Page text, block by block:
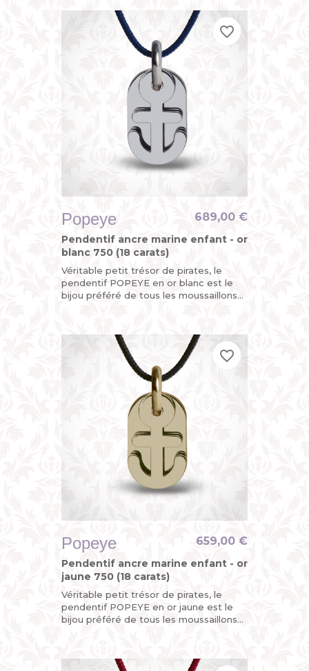
Popeye
Pendentif ancre marine enfant - or
blanc 750 (18 carats)
Véritable petit trésor de pirates, le
pendentif POPEYE en or blanc est le
bijou préféré de tous les moussaillons
689,00 €
favorite_border
favorite_border
favorite_border
Popeye
Pendentif ancre marine enfant - or
jaune 750 (18 carats)
Véritable petit trésor de pirates, le
pendentif POPEYE en or jaune est le
bijou préféré de tous les moussaillons
659,00 €
favorite_border
favorite_border
favorite_border